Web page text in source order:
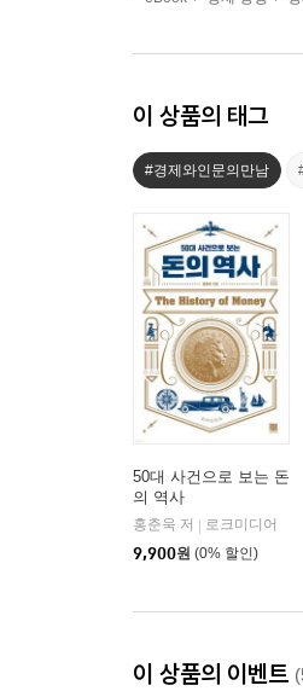
이 상품의 태그
#경제와인문의만남
50대 사건으로 보는 돈
의 역사
홍춘욱 저 | 로크미디어
9,900원 (0% 할인)
이 상품의 이벤트